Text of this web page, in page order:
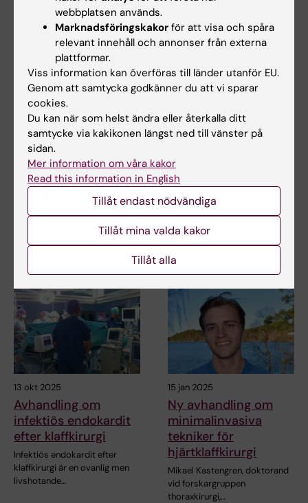
22 maj 2026
Avhandling om
thorakal aortakirurgi
med hjälp av
hjärtlungmaskin
Val av teknik vid thorakal
aortakirurgi kan påverka
komplikationsrisk och…
23 mar 2026
får Asklepiospriset
2025
Malin Granbom Koski får
Svenska Läkaresällskapets
Kandidat- och…
13 okt 2025
Avhandling om
infektiös endokardit
efter klaffkirurgi
Infektiös endokardit efter
klaffkirurgi är en ovanlig men
livshotande…
15 jan 2025
Ny avhandling om
minimalinvasiva
tekniker för
hjärtklaffkirurgi
Mikael Kastengren, doktorand
vid forskargruppen
thoraxkirurgi,…
webbplatsen används.
Marknadsföringskakor för att visa och spåra
relevant innehåll och annonser från externa
plattformar.
Viss information kan överföras till länder utanför EU.
Genom att samtycka godkänner du att vi sparar
cookies.
Du kan när som helst ändra eller återkalla ditt
samtycke via kakikonen längst ned till vänster på
sidan.
Mer information om våra kakor
Read this information in English
Tillåt endast nödvändiga
Tillåt mina valda kakor
Tillåt alla